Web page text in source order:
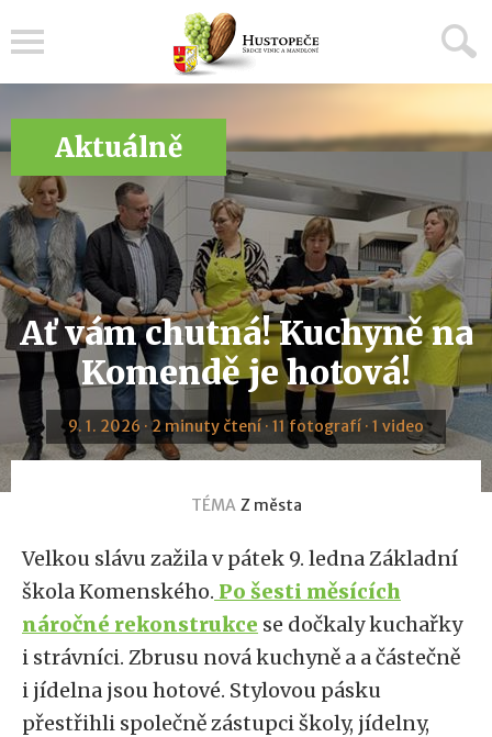
Aktuálně
Ať vám chutná! Kuchyně na
Komendě je hotová!
9. 1. 2026 · 2 minuty čtení · 11 fotografí · 1 video
TÉMA Z města
Velkou slávu zažila v pátek 9. ledna Základní
škola Komenského. Po šesti měsících
náročné rekonstrukce se dočkaly kuchařky
i strávníci. Zbrusu nová kuchyně a a částečně
i jídelna jsou hotové. Stylovou pásku
přestřihli společně zástupci školy, jídelny,